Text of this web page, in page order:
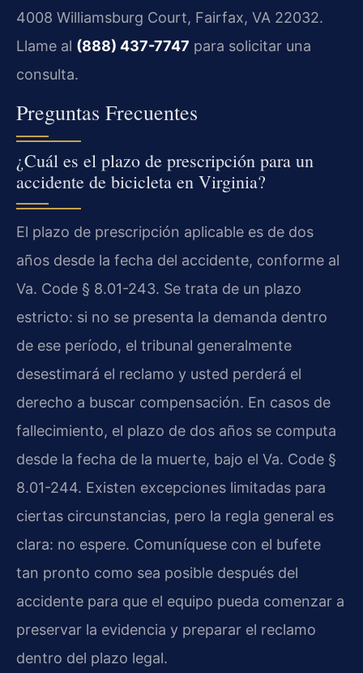
4008 Williamsburg Court, Fairfax, VA 22032.
Llame al (888) 437-7747 para solicitar una
consulta.
Preguntas Frecuentes
¿Cuál es el plazo de prescripción para un
accidente de bicicleta en Virginia?
El plazo de prescripción aplicable es de dos
años desde la fecha del accidente, conforme al
Va. Code § 8.01-243. Se trata de un plazo
estricto: si no se presenta la demanda dentro
de ese período, el tribunal generalmente
desestimará el reclamo y usted perderá el
derecho a buscar compensación. En casos de
fallecimiento, el plazo de dos años se computa
desde la fecha de la muerte, bajo el Va. Code §
8.01-244. Existen excepciones limitadas para
ciertas circunstancias, pero la regla general es
clara: no espere. Comuníquese con el bufete
tan pronto como sea posible después del
accidente para que el equipo pueda comenzar a
preservar la evidencia y preparar el reclamo
dentro del plazo legal.